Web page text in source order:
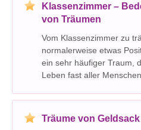
Klassenzimmer –
von Träumen
Vom Klassenzimmer zu
normalerweise etwas
ein sehr häufiger Traum,
Leben fast aller
derer ausübt, die es
Träume von Geldsack